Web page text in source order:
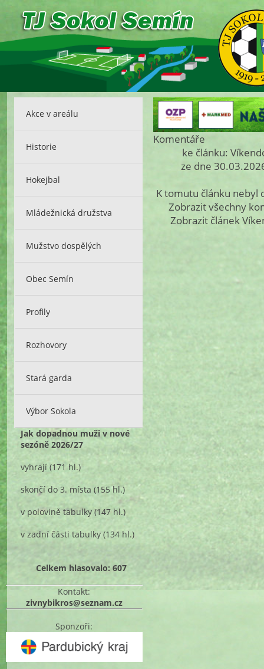
Akce v areálu
Historie
Hokejbal
Mládežnická družstva
Mužstvo dospělých
Obec Semín
Profily
Rozhovory
Stará garda
Výbor Sokola
Jak dopadnou muži v nové
sezóně 2026/27
vyhrají (171 hl.)
skončí do 3. místa (155 hl.)
v polovině tabulky (147 hl.)
v zadní části tabulky (134 hl.)
Celkem hlasovalo: 607
Kontakt:
zivnybikros@seznam.cz
Sponzoři:
Komentáře
ke článku:
ze dne
K tomutu článku nebyl
Zobrazit všechny
Zobrazit článek